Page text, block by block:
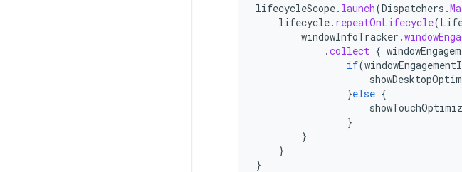
lifecycleScope. launch(Dispatchers .
lifecycle. repeatOnLifecycle(
windowInfoTracker .
.collect {
if(
}else {
}
}
}
}